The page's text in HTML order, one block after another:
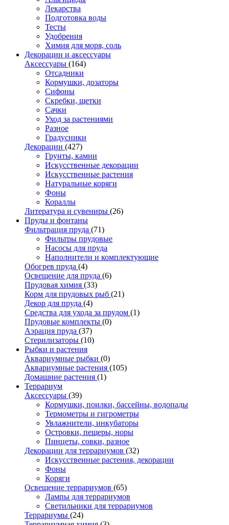
Лекарства
Подготовка воды
Тесты
Удобрения
Химия для моря, соль
Декорации и аксессуары
Аксессуары (164)
Отсадники
Кормушки, дозаторы
Сифоны
Скребки, щетки
Сачки
Уход за растениями
Разное
Градусники
Декорации (427)
Грунты, камни
Искусственные декорации
Искусственные растения
Натуральные коряги
Фоны
Кораллы
Литература и сувениры (26)
Пруды и фонтаны
Фильтрация пруда (71)
Фильтры прудовые
Насосы для пруда
Наполнители и комплектующие
Обогрев пруда (4)
Освещение для пруда (6)
Прудовая химия (33)
Корм для прудовых рыб (21)
Декор для пруда (4)
Средства для ухода за прудом (1)
Прудовые комплекты (0)
Аэрация пруда (37)
Стерилизаторы (10)
Рыбки и растения
Аквариумные рыбки (0)
Аквариумные растения (105)
Домашние растения (1)
Террариум
Аксессуары (39)
Кормушки, поилки, бассейны, водопады
Термометры и гигрометры
Увлажнители, инкубаторы
Островки, пещеры, норы
Пинцеты, совки, разное
Декорации для террариумов (32)
Искусственные растения, декорации
Фоны
Коряги
Освещение террариумов (65)
Лампы для террариумов
Светильники для террариумов
Террариумы (24)